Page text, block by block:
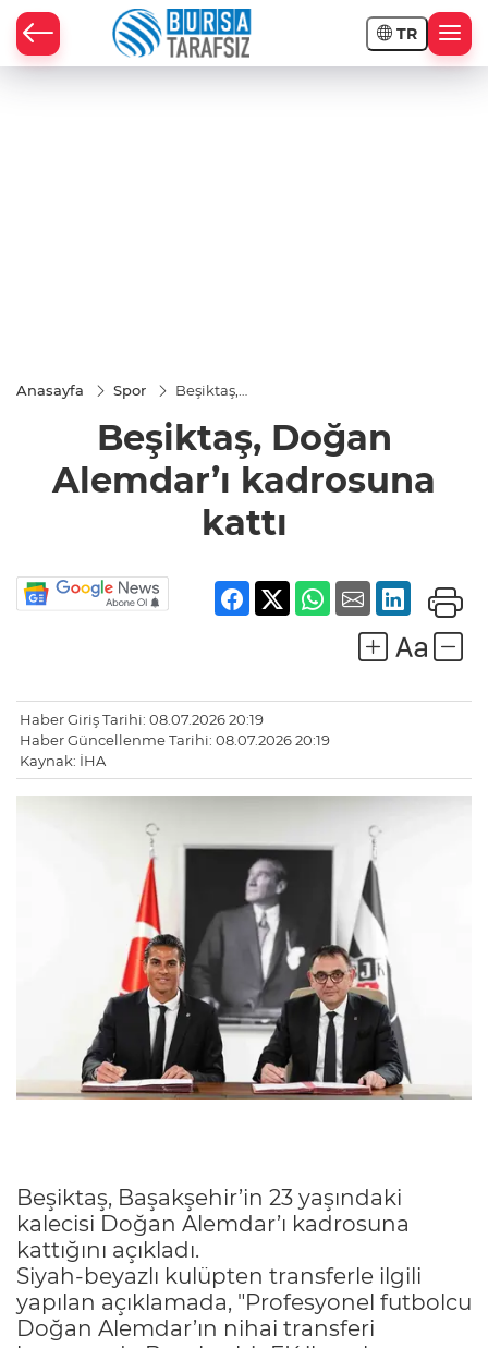
TR
Anasayfa Spor
Beşiktaş,
Alemdar’ı
kadrosuna
Beşiktaş, Doğan
Alemdar’ı kadrosuna
kattı
Haber Giriş Tarihi: 08.07.2026 20:19
Haber Güncellenme Tarihi: 08.07.2026 20:19
Kaynak: İHA
Beşiktaş, Başakşehir’in 23 yaşındaki
kalecisi Doğan Alemdar’ı kadrosuna
kattığını açıkladı.
Siyah-beyazlı kulüpten transferle ilgili
yapılan açıklamada, "Profesyonel futbolcu
Doğan Alemdar’ın nihai transferi